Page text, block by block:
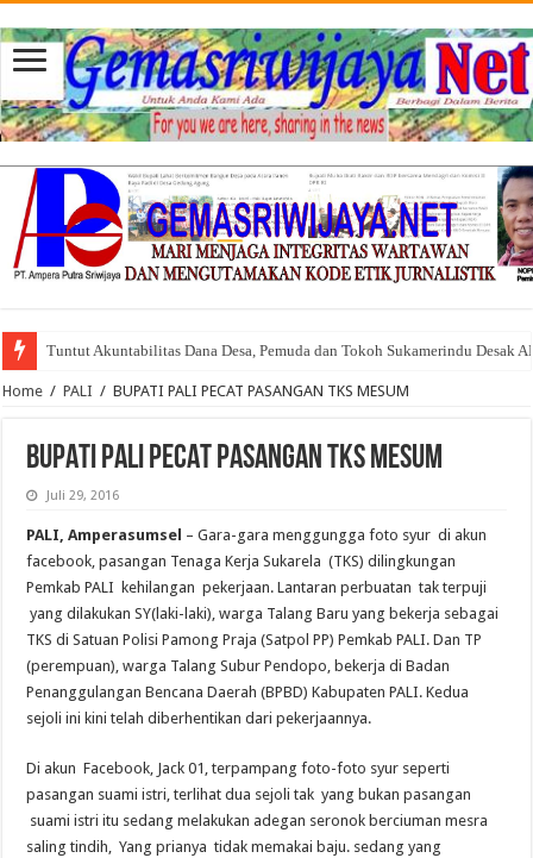
Tuntut Akuntabilitas Dana Desa, Pemuda dan Tokoh Sukamerindu Desak
Home / PALI / BUPATI PALI PECAT PASANGAN TKS MESUM
BUPATI PALI PECAT PASANGAN TKS MESUM
Juli 29, 2016
PALI, Amperasumsel – Gara-gara menggungga foto syur di akun
facebook, pasangan Tenaga Kerja Sukarela (TKS) dilingkungan
Pemkab PALI kehilangan pekerjaan. Lantaran perbuatan tak terpuji
yang dilakukan SY(laki-laki), warga Talang Baru yang bekerja sebagai
TKS di Satuan Polisi Pamong Praja (Satpol PP) Pemkab PALI. Dan TP
(perempuan), warga Talang Subur Pendopo, bekerja di Badan
Penanggulangan Bencana Daerah (BPBD) Kabupaten PALI. Kedua
sejoli ini kini telah diberhentikan dari pekerjaannya.
Di akun Facebook, Jack 01, terpampang foto-foto syur seperti
pasangan suami istri, terlihat dua sejoli tak yang bukan pasangan
suami istri itu sedang melakukan adegan seronok berciuman mesra
saling tindih, Yang prianya tidak memakai baju. sedang yang